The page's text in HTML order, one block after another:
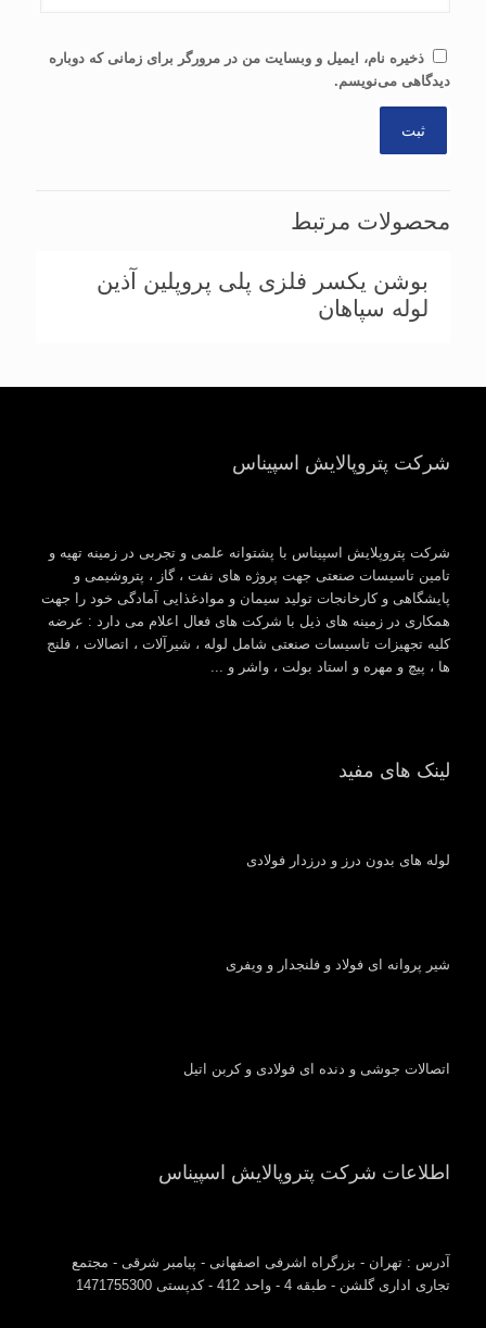
ذخیره نام، ایمیل و وبسایت من در مرورگر برای زمانی که دوباره
دیدگاهی می‌نویسم.
محصولات مرتبط
بوشن یکسر فلزی پلی پروپلین آذین
لوله سپاهان
شرکت پتروپالایش اسپیناس
شرکت پتروپلایش اسپیناس با پشتوانه علمی و تجربی در زمینه تهیه و
تامین تاسیسات صنعتی جهت پروژه های نفت ، گاز ، پتروشیمی و
پایشگاهی و کارخانجات تولید سیمان و موادغذایی آمادگی خود را جهت
همکاری در زمینه های ذیل با شرکت های فعال اعلام می دارد : عرضه
کلیه تجهیزات تاسیسات صنعتی شامل لوله ، شیرآلات ، اتصالات ، فلنج
ها ، پیچ و مهره و استاد بولت ، واشر و ...
لینک های مفید
لوله های بدون درز و درزدار فولادی
شیر پروانه ای فولاد و فلنجدار و ویفری
اتصالات جوشی و دنده ای فولادی و کربن اتیل
اطلاعات شرکت پتروپالایش اسپیناس
آدرس : تهران - بزرگراه اشرفی اصفهانی - پیامبر شرقی - مجتمع
تجاری اداری گلشن - طبقه 4 - واحد 412 - کدپستی 1471755300